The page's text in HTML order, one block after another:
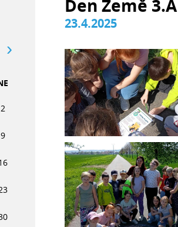
Den Země 3.A
23.4.2025
2
9